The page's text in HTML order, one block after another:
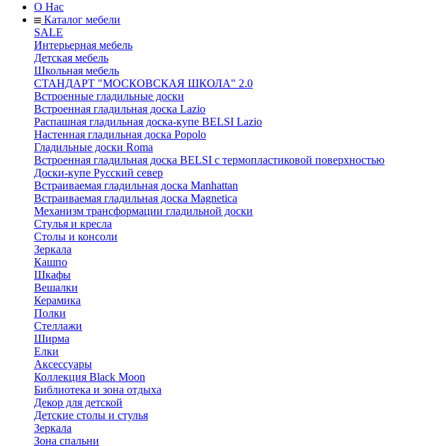
О Нас
Каталог мебели
SALE
Интерьерная мебель
Детская мебель
Школьная мебель
СТАНДАРТ "МОСКОВСКАЯ ШКОЛА" 2.0
Встроенные гладильные доски
Встроенная гладильная доска Lazio
Распашная гладильная доска-купе BELSI Lazio
Настенная гладильная доска Popolo
Гладильные доски Roma
Встроенная гладильная доска BELSI с термопластиковой поверхностью
Доски-купе Русский север
Встраиваемая гладильная доска Manhattan
Встраиваемая гладильная доска Magnetica
Механизм трансформации гладильной доски
Стyлья и кресла
Столы и консоли
Зеркала
Кашпо
Шкафы
Вешалки
Керамика
Полки
Стеллажи
Ширма
Елки
Аксессуары
Коллекция Black Moon
Библиотека и зона отдыха
Декор для детской
Детские столы и стулья
Зеркала
Зона спальни